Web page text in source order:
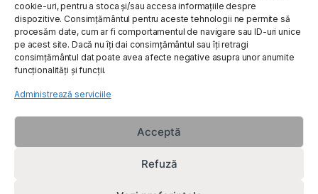
cookie-uri, pentru a stoca și/sau accesa informațiile despre
dispozitive. Consimțământul pentru aceste tehnologii ne permite să
procesăm date, cum ar fi comportamentul de navigare sau ID-uri unice
pe acest site. Dacă nu îți dai consimțământul sau îți retragi
consimțământul dat poate avea afecte negative asupra unor anumite
funcționalități și funcții.
Administrează serviciile
Acceptă
Refuză
About Us